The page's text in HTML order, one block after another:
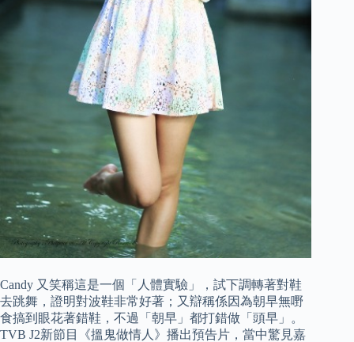
Candy 又笑稱這是一個「人體實驗」，試下調轉著對鞋
去跳舞，證明對波鞋非常好著；又辯稱係因為朝早無嘢
食搞到眼花著錯鞋，不過「朝早」都打錯做「頭早」。
TVB J2新節目《搵鬼做情人》播出預告片，當中驚見嘉